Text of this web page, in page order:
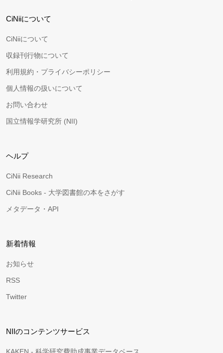
CiNiiについて
CiNiiについて
収録刊行物について
利用規約・プライバシーポリシー
個人情報の扱いについて
お問い合わせ
国立情報学研究所 (NII)
ヘルプ
CiNii Research
CiNii Books - 大学図書館の本をさがす
メタデータ・API
新着情報
お知らせ
RSS
Twitter
NIIのコンテンツサービス